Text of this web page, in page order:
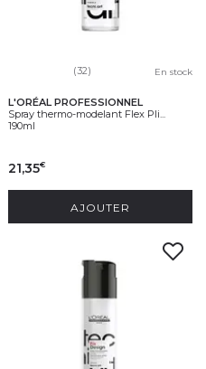
(32) En stock
L'ORÉAL PROFESSIONNEL
Spray thermo-modelant Flex Pli...
190ml
21,35€
AJOUTER